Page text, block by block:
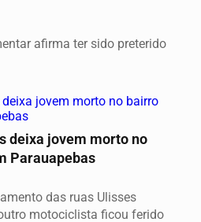
afirma ter sido preterido
deixa jovem morto no
Parauapebas
das ruas Ulisses
motociclista ficou ferido